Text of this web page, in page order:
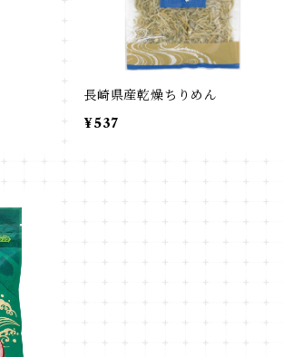
長崎県産乾燥ちりめん
¥537